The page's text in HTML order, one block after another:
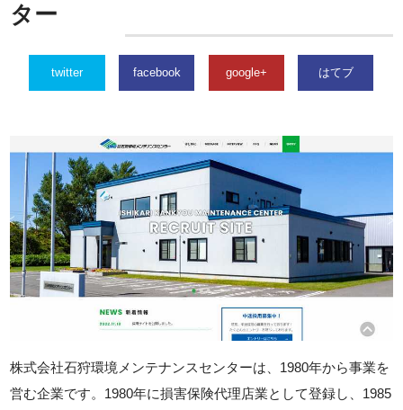
ター
twitter facebook google+ はてブ
株式会社石狩環境メンテナンスセンターは、1980年から事業を
営む企業です。1980年に損害保険代理店業として登録し、1985